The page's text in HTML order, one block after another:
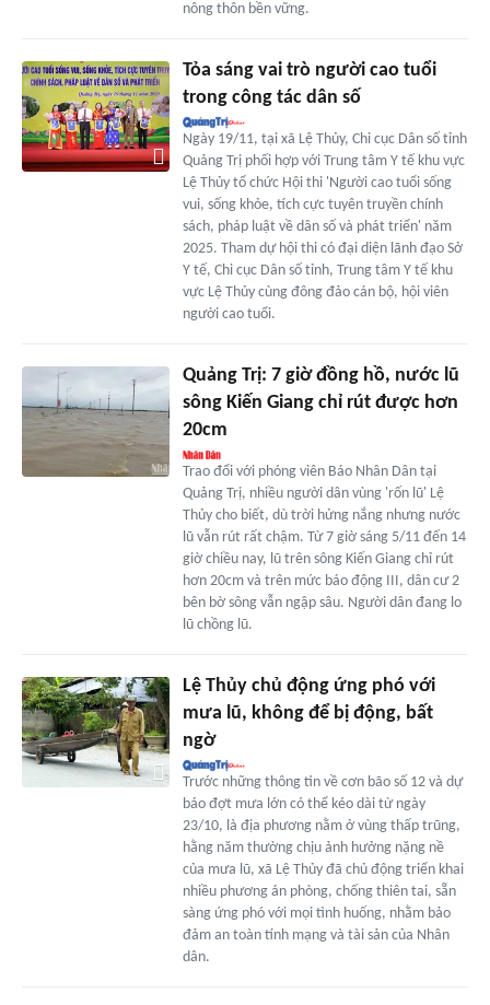
nông thôn bền vững.
Tỏa sáng vai trò người cao tuổi
trong công tác dân số
Ngày 19/11, tại xã Lệ Thủy, Chi cục Dân số tỉnh
Quảng Trị phối hợp với Trung tâm Y tế khu vực
Lệ Thủy tổ chức Hội thi 'Người cao tuổi sống
vui, sống khỏe, tích cực tuyên truyền chính
sách, pháp luật về dân số và phát triển' năm
2025. Tham dự hội thi có đại diện lãnh đạo Sở
Y tế, Chi cục Dân số tỉnh, Trung tâm Y tế khu
vực Lệ Thủy cùng đông đảo cán bộ, hội viên
người cao tuổi.
Quảng Trị: 7 giờ đồng hồ, nước lũ
sông Kiến Giang chỉ rút được hơn
20cm
Trao đổi với phóng viên Báo Nhân Dân tại
Quảng Trị, nhiều người dân vùng 'rốn lũ' Lệ
Thủy cho biết, dù trời hửng nắng nhưng nước
lũ vẫn rút rất chậm. Từ 7 giờ sáng 5/11 đến 14
giờ chiều nay, lũ trên sông Kiến Giang chỉ rút
hơn 20cm và trên mức báo động III, dân cư 2
bên bờ sông vẫn ngập sâu. Người dân đang lo
lũ chồng lũ.
Lệ Thủy chủ động ứng phó với
mưa lũ, không để bị động, bất
ngờ
Trước những thông tin về cơn bão số 12 và dự
báo đợt mưa lớn có thể kéo dài từ ngày
23/10, là địa phương nằm ở vùng thấp trũng,
hằng năm thường chịu ảnh hưởng nặng nề
của mưa lũ, xã Lệ Thủy đã chủ động triển khai
nhiều phương án phòng, chống thiên tai, sẵn
sàng ứng phó với mọi tình huống, nhằm bảo
đảm an toàn tính mạng và tài sản của Nhân
dân.